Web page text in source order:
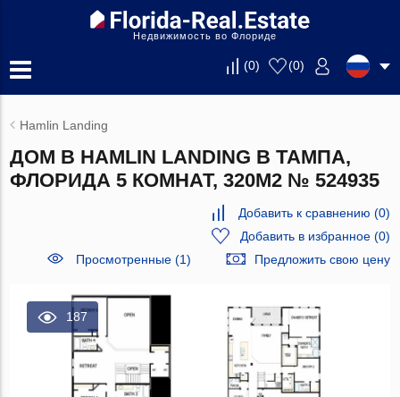
Недвижимость во Флориде
(0) (0)
Hamlin Landing
ДОМ В HAMLIN LANDING В ТАМПА,
ФЛОРИДА 5 КОМНАТ, 320М2 № 524935
Добавить к сравнению (0)
Добавить в избранное(0)
Просмотренные (1)
Предложить свою цену
187